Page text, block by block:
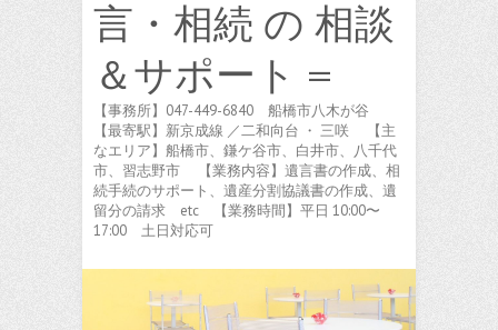
言・相続 の 相談
＆サポート =
【事務所】047-449-6840 船橋市八木が谷
【最寄駅】新京成線 ／二和向台 ・ 三咲 【主
なエリア】船橋市、鎌ケ谷市、白井市、八千代
市、習志野市 【業務内容】遺言書の作成、相
続手続のサポート、遺産分割協議書の作成、遺
留分の請求 etc 【業務時間】平日 10:00〜
17:00 土日対応可